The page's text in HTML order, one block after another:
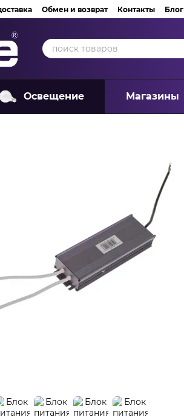
Обмен и возврат Контакты Блог
Освещение Магазины